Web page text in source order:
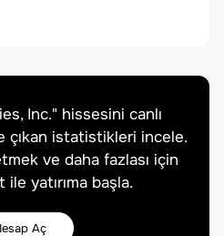
Inc." hissesini canlı
çıkan istatistikleri incele.
ve daha fazlası için
ile yatırıma başla.
Aç